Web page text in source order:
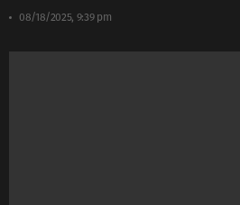
08/18/2025, 9:39 pm